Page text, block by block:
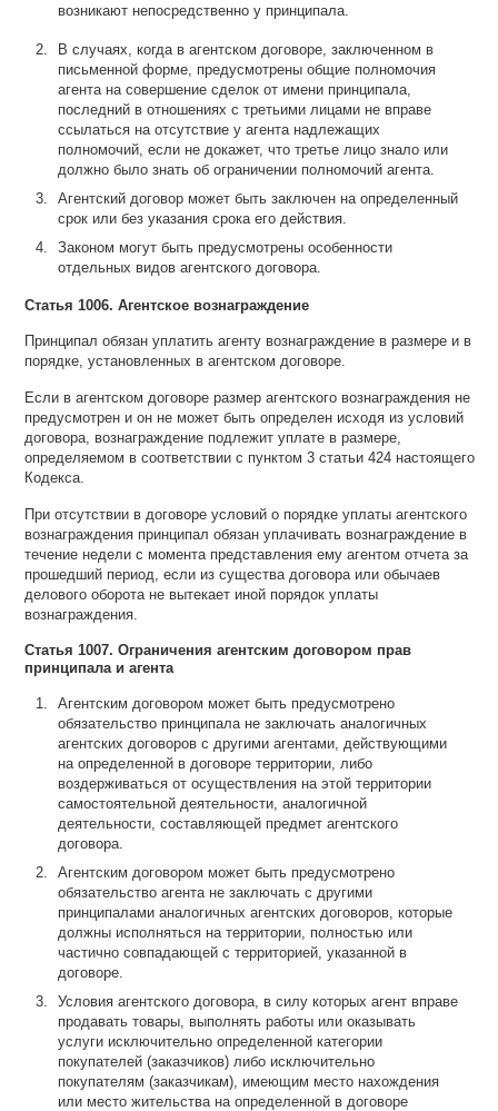
возникают непосредственно у принципала.
В случаях, когда в агентском договоре, заключенном в
письменной форме, предусмотрены общие полномочия
агента на совершение сделок от имени принципала,
последний в отношениях с третьими лицами не вправе
ссылаться на отсутствие у агента надлежащих
полномочий, если не докажет, что третье лицо знало или
должно было знать об ограничении полномочий агента.
Агентский договор может быть заключен на определенный
срок или без указания срока его действия.
Законом могут быть предусмотрены особенности
отдельных видов агентского договора.
Статья 1006. Агентское вознаграждение
Принципал обязан уплатить агенту вознаграждение в размере и в
порядке, установленных в агентском договоре.
Если в агентском договоре размер агентского вознаграждения не
предусмотрен и он не может быть определен исходя из условий
договора, вознаграждение подлежит уплате в размере,
определяемом в соответствии с пунктом 3 статьи 424 настоящего
Кодекса.
При отсутствии в договоре условий о порядке уплаты агентского
вознаграждения принципал обязан уплачивать вознаграждение в
течение недели с момента представления ему агентом отчета за
прошедший период, если из существа договора или обычаев
делового оборота не вытекает иной порядок уплаты
вознаграждения.
Статья 1007. Ограничения агентским договором прав
принципала и агента
Агентским договором может быть предусмотрено
обязательство принципала не заключать аналогичных
агентских договоров с другими агентами, действующими
на определенной в договоре территории, либо
воздерживаться от осуществления на этой территории
самостоятельной деятельности, аналогичной
деятельности, составляющей предмет агентского
договора.
Агентским договором может быть предусмотрено
обязательство агента не заключать с другими
принципалами аналогичных агентских договоров, которые
должны исполняться на территории, полностью или
частично совпадающей с территорией, указанной в
договоре.
Условия агентского договора, в силу которых агент вправе
продавать товары, выполнять работы или оказывать
услуги исключительно определенной категории
покупателей (заказчиков) либо исключительно
покупателям (заказчикам), имеющим место нахождения
или место жительства на определенной в договоре